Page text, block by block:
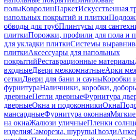
полыКовролинПаркетИскусственная
напольных покрытий и плитки
обводы для трубПлинтусы для
плиткиПорожки, профили для пола и
для укладки плиткиСистемы
плиткиАксессуары для напольных
покрытийРеставрационные материалы
входныеДвери межкомнатныеАрки
сеткиДвери для бани и сауныКоробки
фурнитураНаличники, коробки,
дверныеПетли дверныеФурнитура
дверныеОкна и подоконникиОкна
мансардныеФурнитура оконная
на окнаЖалюзи уличныеПленки
изделияСаморезы, шурупыГвозди